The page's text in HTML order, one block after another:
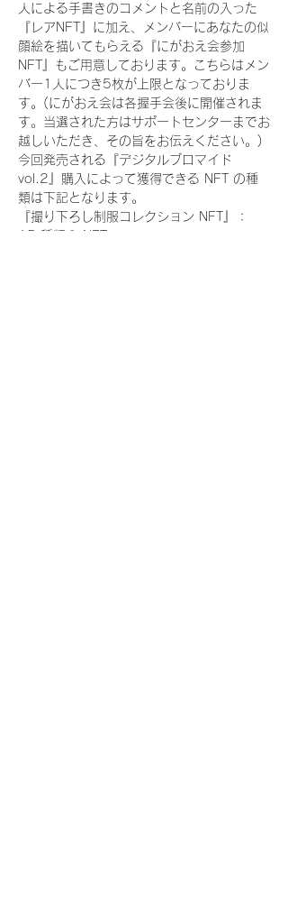
人による手書きのコメントと名前の入った
『レアNFT』に加え、メンバーにあなたの似
顔絵を描いてもらえる『にがおえ会参加
NFT』もご用意しております。こちらはメン
バー1人につき5枚が上限となっておりま
す。(にがおえ会は各握手会後に開催されま
す。当選された方はサポートセンターまでお
越しいただき、その旨をお伝えください。)
今回発売される『デジタルブロマイド
vol.2』購入によって獲得できる NFT の種
類は下記となります。
『撮り下ろし制服コレクション NFT』：